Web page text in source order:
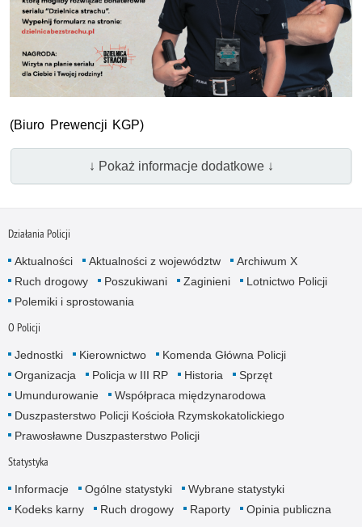
(Biuro Prewencji KGP)
↓ Pokaż informacje dodatkowe ↓
Działania Policji
Aktualności Aktualności z województw
Archiwum X
Ruch drogowy
Poszukiwani Zaginieni
Lotnictwo Policji
Polemiki i sprostowania
O Policji
Jednostki Kierownictwo
Komenda Główna Policji
Organizacja
Policja w III RP Historia
Sprzęt
Umundurowanie
Współpraca międzynarodowa
Duszpasterstwo Policji Kościoła Rzymskokatolickiego
Prawosławne Duszpasterstwo Policji
Statystyka
Informacje Ogólne statystyki
Wybrane statystyki
Kodeks karny
Ruch drogowy Raporty Opinia publiczna